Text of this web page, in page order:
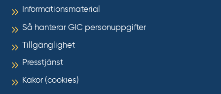
Informationsmaterial
Så hanterar GIC personuppgifter
Tillgänglighet
Presstjänst
Kakor (cookies)